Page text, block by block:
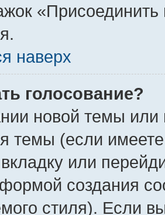
наверх
голосование?
новой темы или
темы (если
или
создания
стиля). Если